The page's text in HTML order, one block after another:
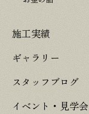
施工実績
ギャラリー
スタッフブログ
イベント・見学会